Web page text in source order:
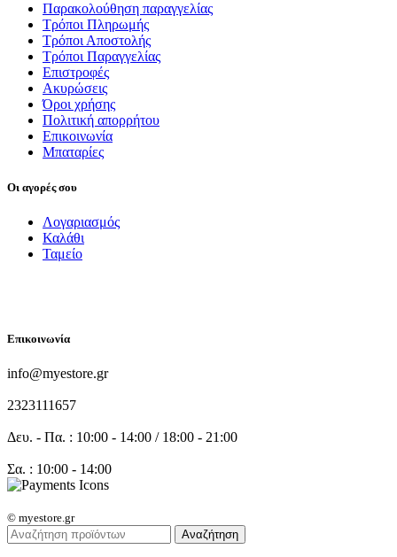
Παρακολούθηση παραγγελίας
Τρόποι Πληρωμής
Τρόποι Αποστολής
Τρόποι Παραγγελίας
Επιστροφές
Ακυρώσεις
Όροι χρήσης
Πολιτική απορρήτου
Επικοινωνία
Μπαταρίες
Οι αγορές σου
Λογαριασμός
Καλάθι
Ταμείο
Επικοινωνία
info@myestore.gr
2323111657
Δευ. - Πα. : 10:00 - 14:00 / 18:00 - 21:00
Σα. : 10:00 - 14:00
© myestore.gr
Αναζήτηση